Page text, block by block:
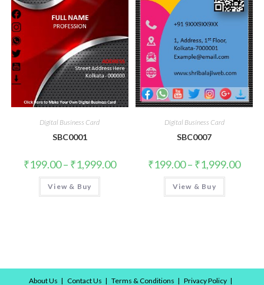
Digital Business Card
SBC0001
₹199.00– ₹1,999.00
View & Buy
Digital Business Card
SBC0007
₹199.00– ₹1,999.00
View & Buy
About Us Contact Us Terms & Conditions Privacy Policy